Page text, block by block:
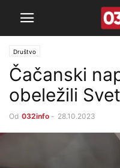
Društvo
Čačanski
obeležili
Od 032info - 28.10.2023